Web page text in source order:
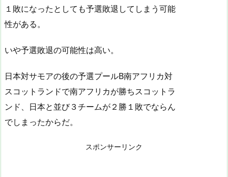
１敗になったとしても予選敗退してしまう可能
性がある。
いや予選敗退の可能性は高い。
日本対サモアの後の予選プールB南アフリカ対
スコットランドで南アフリカが勝ちスコットラ
ンド、日本と並び３チームが２勝１敗でならん
でしまったからだ。
スポンサーリンク